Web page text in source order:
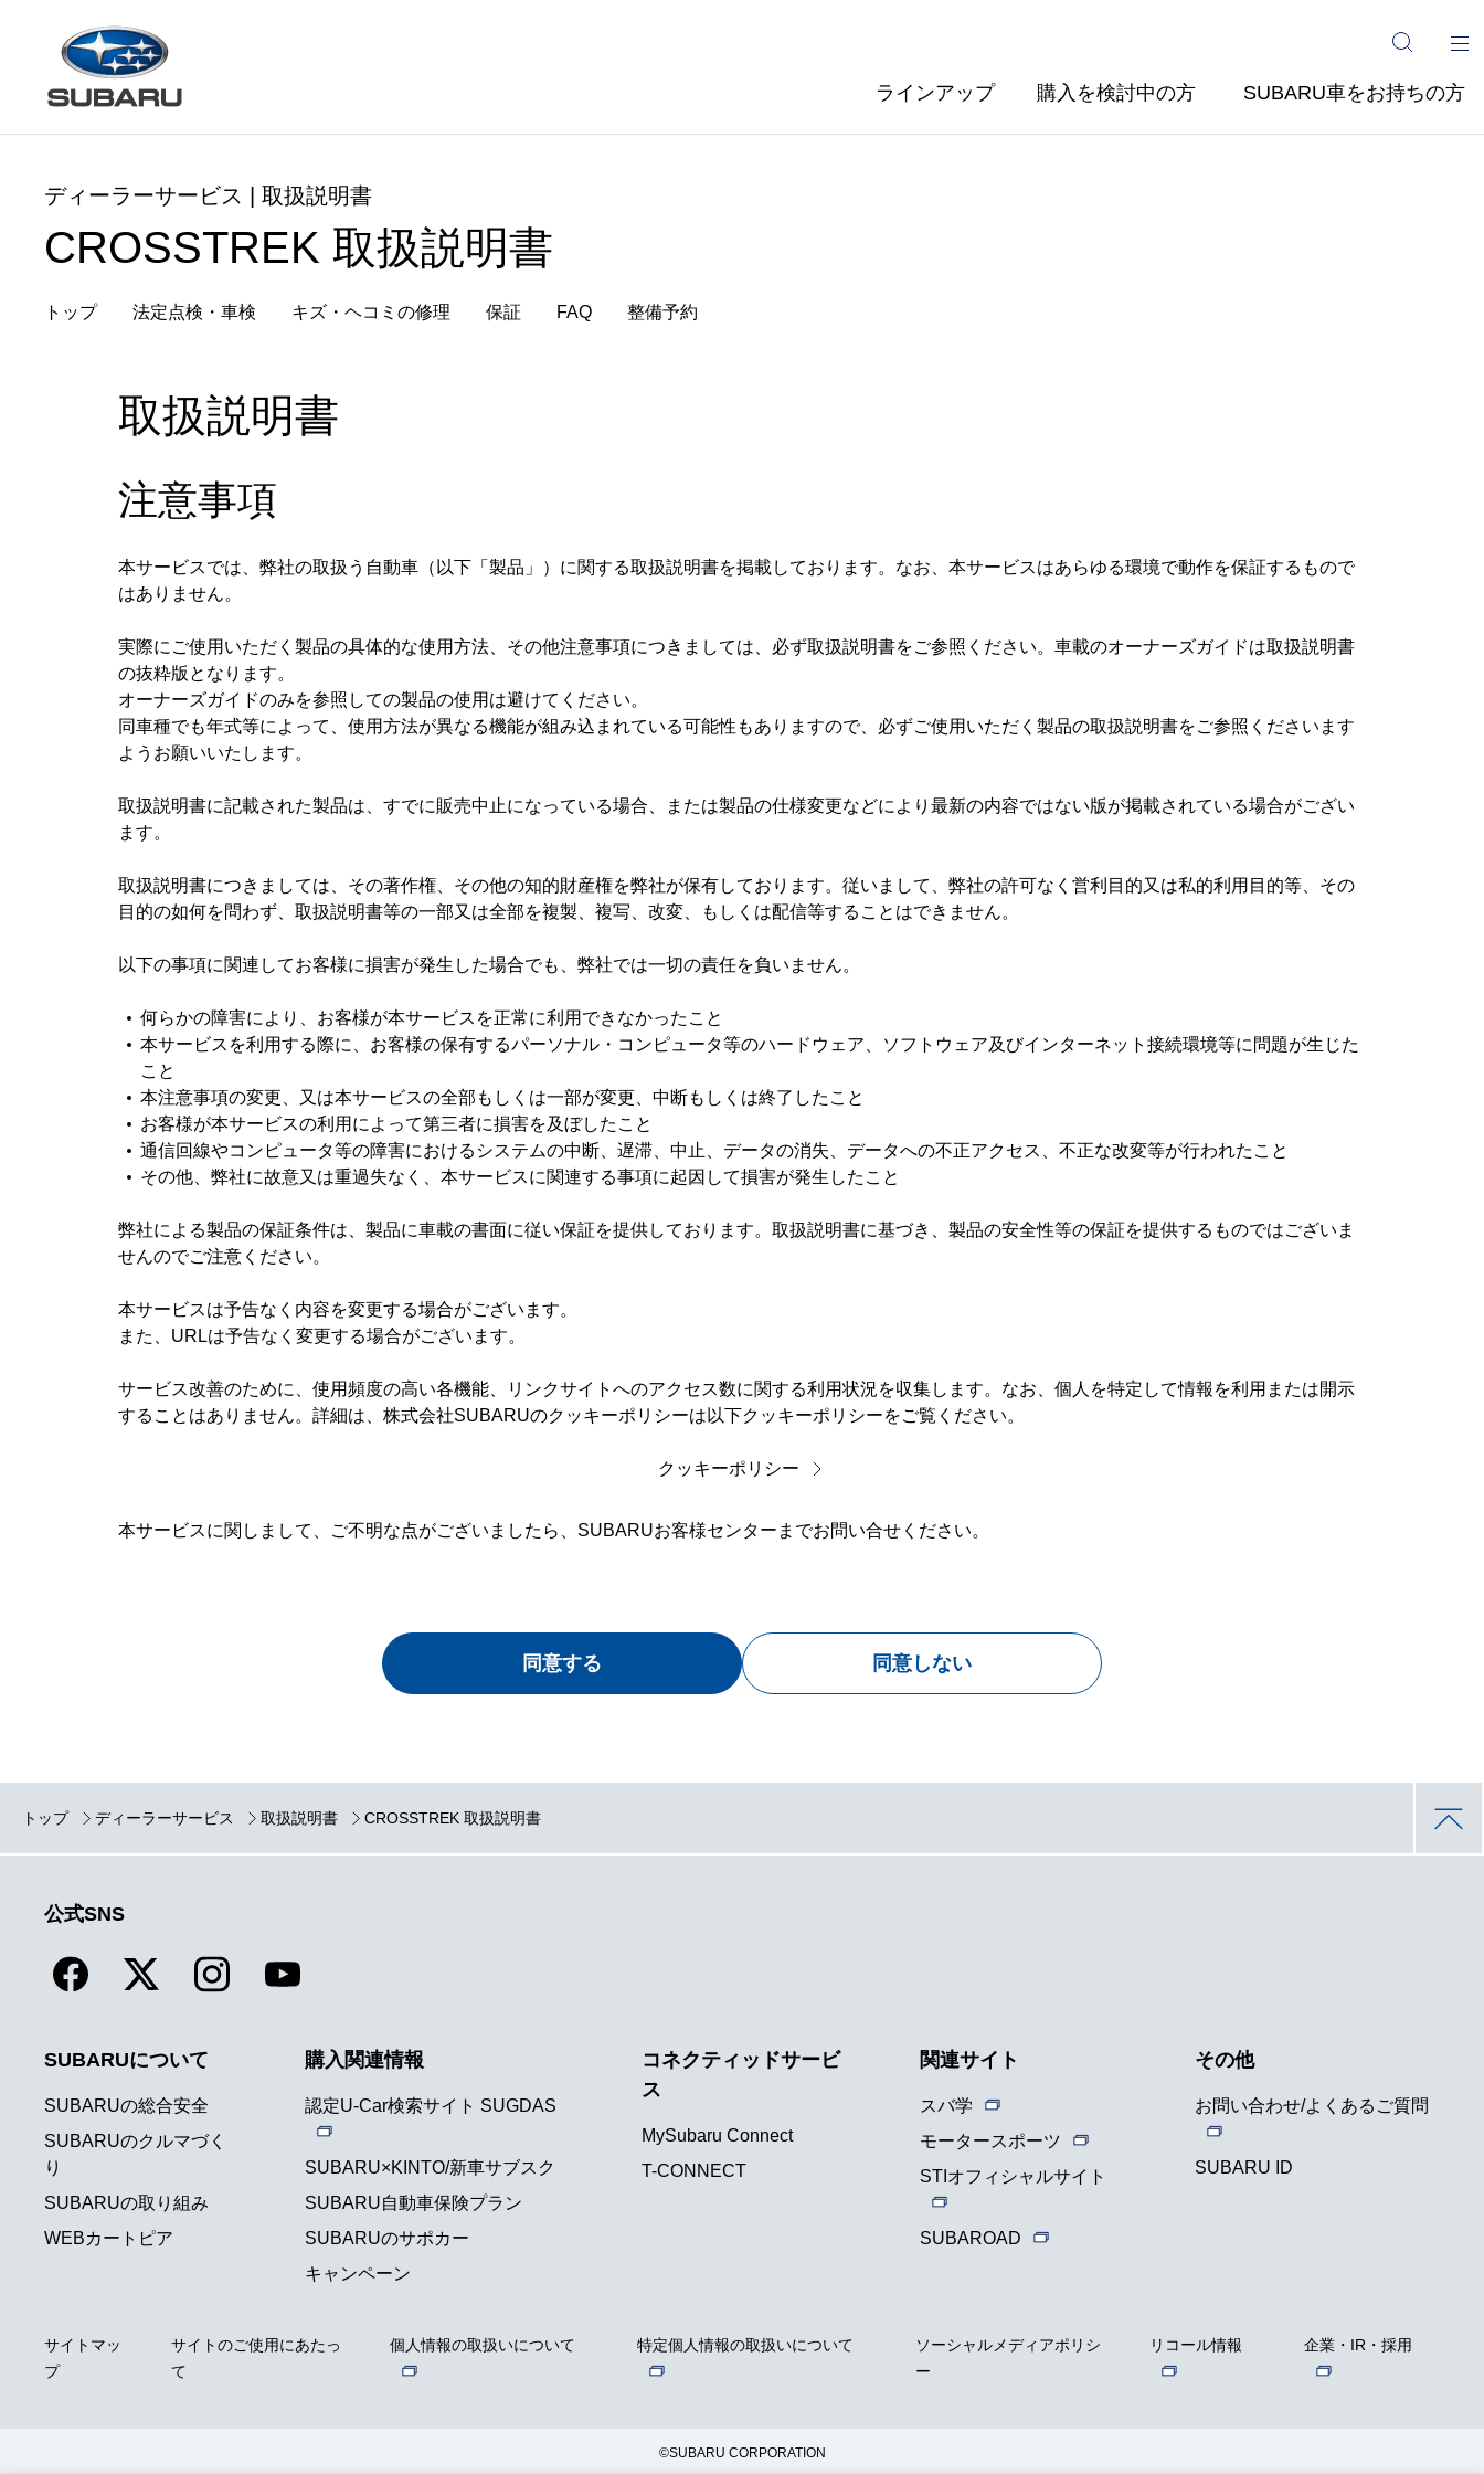
ラインアップ 購入を検討中の方 SUBARU車をお持ちの方
ディーラーサービス | 取扱説明書
CROSSTREK 取扱説明書
トップ 法定点検・車検 キズ・ヘコミ の修理 保証 FAQ 整備予約
取扱説明書
注意事項
本サービスでは、弊社の取扱う自動車（以下「製品」）に関する取扱説明書を掲載しております。なお、本サービスはあらゆる環境で動作を保証するもので
はありません。
実際にご使用いただく製品の具体的な使用方法、その他注意事項につきましては、必ず取扱説明書をご参照ください。車載のオーナーズガイドは取扱説明書
の抜粋版となります。
オーナーズガイドのみを参照しての製品の使用は避けてください。
同車種でも年式等によって、使用方法が異なる機能が組み込まれている可能性もありますので、必ずご使用いただく製品の取扱説明書をご参照くださいます
ようお願いいたします。
取扱説明書に記載された製品は、すでに販売中止になっている場合、または製品の仕様変更などにより最新の内容ではない版が掲載されている場合がござい
ます。
取扱説明書につきましては、その著作権、その他の知的財産権を弊社が保有しております。従いまして、弊社の許可なく営利目的又は私的利用目的等、その
目的の如何を問わず、取扱説明書等の一部又は全部を複製、複写、改変、もしくは配信等することはできません。
以下の事項に関連してお客様に損害が発生した場合でも、弊社では一切の責任を負いません。
何らかの障害により、お客様が本サービスを正常に利用できなかったこと
本サービスを利用する際に、お客様の保有するパーソナル・コンピュータ等のハードウェア、ソフトウェア及びインターネット接続環境等に問題が生じた
こと
本注意事項の変更、又は本サービスの全部もしくは一部が変更、中断もしくは終了したこと
お客様が本サービスの利用によって第三者に損害を及ぼしたこと
通信回線やコンピュータ等の障害におけるシステムの中断、遅滞、中止、データの消失、データへの不正アクセス、不正な改変等が行われたこと
その他、弊社に故意又は重過失なく、本サービスに関連する事項に起因して損害が発生したこと
弊社による製品の保証条件は、製品に車載の書面に従い保証を提供しております。取扱説明書に基づき、製品の安全性等の保証を提供するものではございま
せんのでご注意ください。
本サービスは予告なく内容を変更する場合がございます。
また、URLは予告なく変更する場合がございます。
サービス改善のために、使用頻度の高い各機能、リンクサイトへのアクセス数に関する利用状況を収集します。なお、個人を特定して情報を利用または開示
することはありません。詳細は、株式会社SUBARUのクッキーポリシーは以下クッキーポリシーをご覧ください。
クッキーポリシー
本サービスに関しまして、ご不明な点がございましたら、SUBARUお客様センターまでお問い合せください。
同意する 同意しない
トップ ディーラーサービス 取扱説明書 CROSSTREK 取扱説明書
公式SNS
SUBARUについて
SUBARUの総合安全
SUBARUのクルマづく
り
SUBARUの取り組み
WEBカートピア
購入関連情報
認定U-Car検索サイト SUGDAS
SUBARU×KINTO/新車サブスク
SUBARU自動車保険プラン
SUBARUのサポカー
キャンペーン
コネクティッドサービ
ス
MySubaru Connect
T-CONNECT
関連サイト
スバ学
モータースポーツ
STIオフィシャルサイト
SUBAROAD
その他
お問い合わせ/よくあるご質問
SUBARU ID
サイトマッ
プ
サイトのご使用にあたっ
て
個人情報の取扱いについて 特定個人情報の取扱いについて
ソーシャルメディアポリシ
ー
リコール情報 企業・IR・採用
©SUBARU CORPORATION